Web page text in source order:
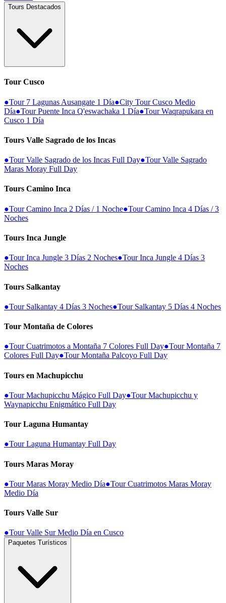
Tours Destacados
Tour Cusco
●Tour 7 Lagunas Ausangate 1 Día●City Tour Cusco Medio
Día●Tour Puente Inca Q'eswachaka 1 Día●Tour Waqrapukara en
Cusco 1 Día
Tours Valle Sagrado de los Incas
●Tour Valle Sagrado de los Incas Full Day●Tour Valle Sagrado
Maras Moray Full Day
Tours Camino Inca
●Tour Camino Inca 2 Días / 1 Noche●Tour Camino Inca 4 Días / 3
Noches
Tours Inca Jungle
●Tour Inca Jungle 3 Días 2 Noches●Tour Inca Jungle 4 Días 3
Noches
Tours Salkantay
●Tour Salkantay 4 Días 3 Noches●Tour Salkantay 5 Días 4 Noches
Tour Montaña de Colores
●Tour Cuatrimotos a Montaña 7 Colores Full Day●Tour Montaña 7
Colores Full Day●Tour Montaña Palcoyo Full Day
Tours en Machupicchu
●Tour Machupicchu Mágico Full Day●Tour Machupicchu y
Waynapicchu Enigmático Full Day
Tour Laguna Humantay
●Tour Laguna Humantay Full Day
Tours Maras Moray
●Tour Maras Moray Medio Día●Tour Cuatrimotos Maras Moray
Medio Día
Tours Valle Sur
●Tour Valle Sur Medio Día en Cusco
Paquetes Turísticos